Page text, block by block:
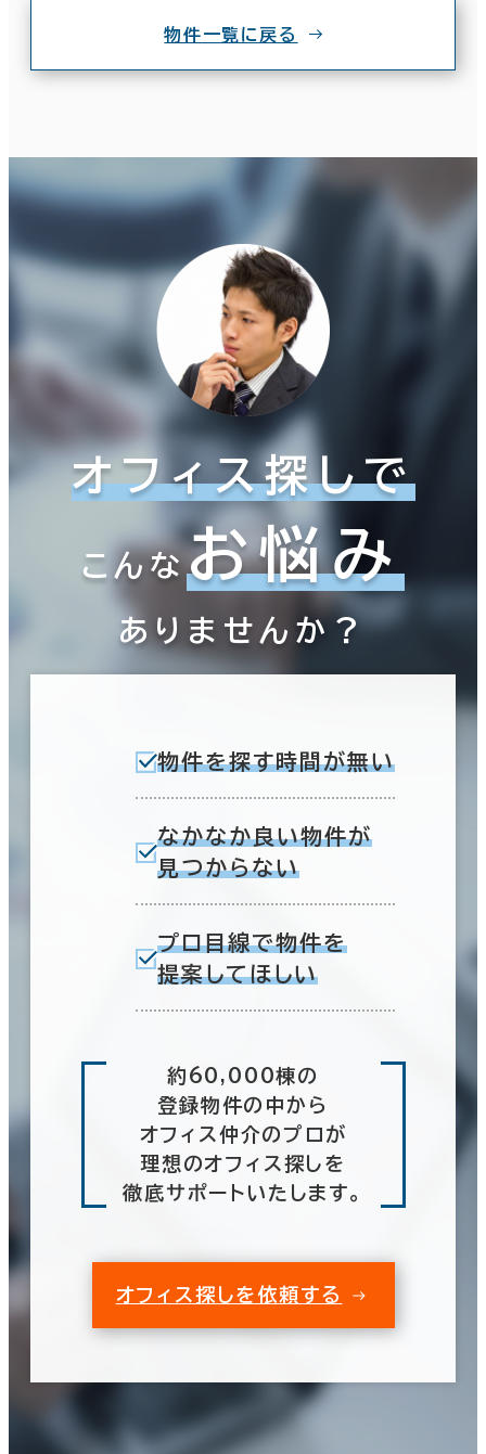
物件一覧に戻る
オフィス探しで
こんなお悩み
ありませんか？
物件を探す時間が無い
なかなか良い物件が
見つからない
プロ目線で物件を
提案してほしい
約60,000棟の
登録物件の中から
オフィス仲介のプロが
理想のオフィス探しを
徹底サポートいたします。
オフィス探しを依頼する